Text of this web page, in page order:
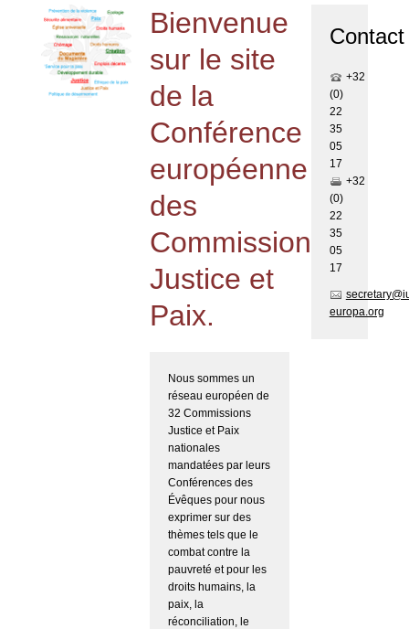
Bienvenue
sur le site
de la
Conférence
européenne
des
Commissions
Justice et
Paix.
Nous sommes un
réseau européen de
32 Commissions
Justice et Paix
nationales
mandatées par leurs
Conférences des
Évêques pour nous
exprimer sur des
thèmes tels que le
combat contre la
pauvreté et pour les
droits humains, la
paix, la
réconciliation, le
Contact
+32
(0)
22
35
05
17
+32
(0)
22
35
05
17
europa.org